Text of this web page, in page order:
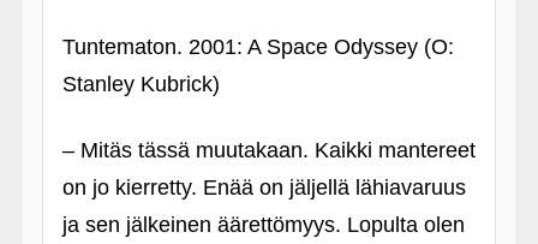
Tuntematon. 2001: A Space Odyssey (O:
Stanley Kubrick)
– Mitäs tässä muutakaan. Kaikki mantereet
on jo kierretty. Enää on jäljellä lähiavaruus
ja sen jälkeinen äärettömyys. Lopulta olen